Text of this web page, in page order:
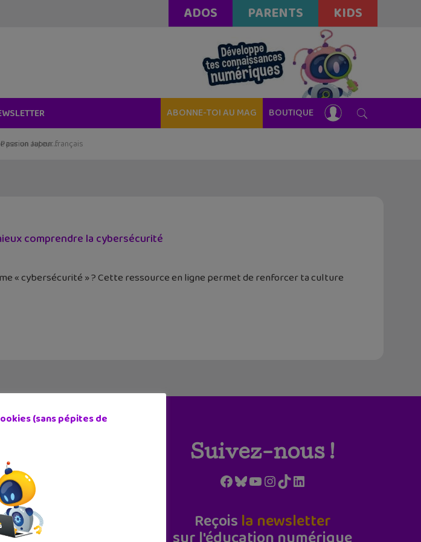
ADOS PARENTS KIDS
ABONNE-TOI AU MAG BOUTIQUE
Japon…
comprendre la cybersécurité
« cybersécurité » ? Cette ressource en ligne permet de renforcer ta culture
Suivez-nous !
Facebook
Bluesky
YouTube
Instagram
TikTokLinkedIn
Reçois la newsletter
(sans pépites de